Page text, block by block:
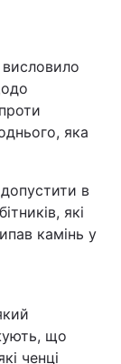
висловило
яка
в
які
камінь у
що
ченці